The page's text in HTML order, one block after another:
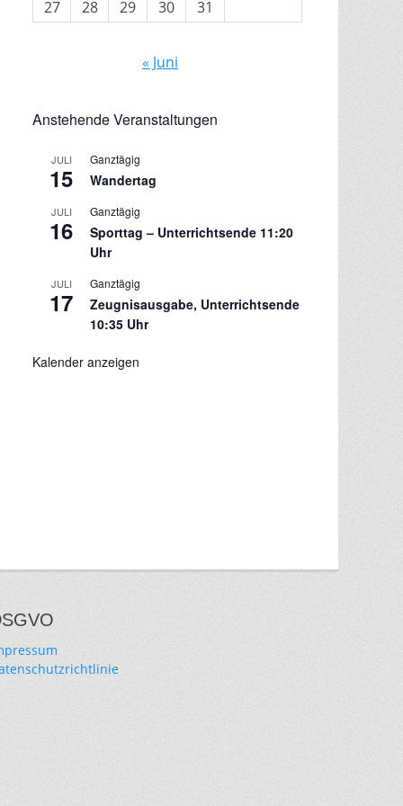
27 28 29 30 31
« Juni
Anstehende Veranstaltungen
JULI
15
Ganztägig
Wandertag
JULI
16
Ganztägig
Sporttag – Unterrichtsende 11:20
Uhr
JULI
17
Ganztägig
Zeugnisausgabe, Unterrichtsende
10:35 Uhr
Kalender anzeigen